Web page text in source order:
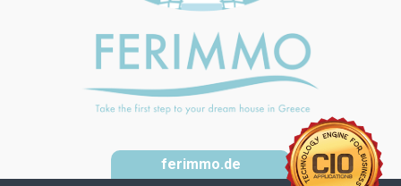
ferimmo.de